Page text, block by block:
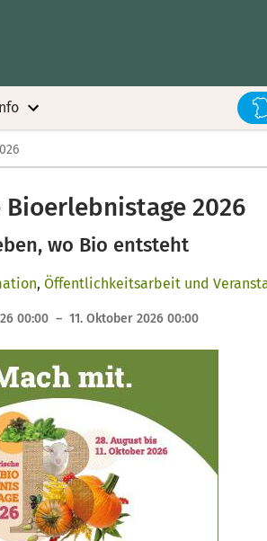
Bioerlebnistage 2026
wo Bio entsteht
, Öffentlichkeitsarbeit und
00:00 – 11. Oktober 2026 00:00